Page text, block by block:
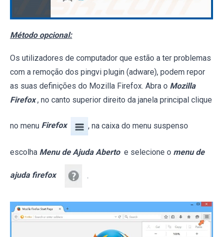
Método opcional:
Os utilizadores de computador que estão a ter problemas
com a remoção dos pingvi plugin (adware), podem repor
as suas definições do Mozilla Firefox. Abra o Mozilla
Firefox , no canto superior direito da janela principal clique
no menu Firefox , na caixa do menu suspenso
escolha Menu de Ajuda Aberto e selecione o menu de
ajuda firefox .